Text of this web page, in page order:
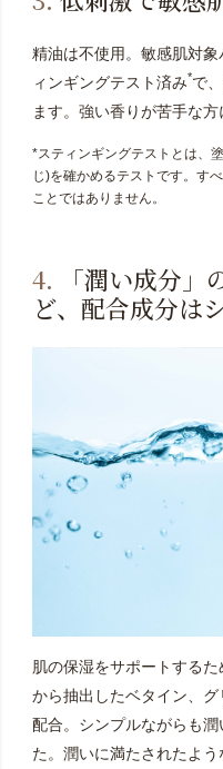
精油は不使用。敏感肌対
ィンギングテスト済み*で
ます。強い香りが苦手な
*スティンギングテストとは、
じ)を確かめるテストです。す
ことではありません。
4. 「潤い成分」
ど、配合成分は
肌の保湿をサポートする
から抽出したベタイン、
配合。シンプルながらも
た。潤いに満たされたよ